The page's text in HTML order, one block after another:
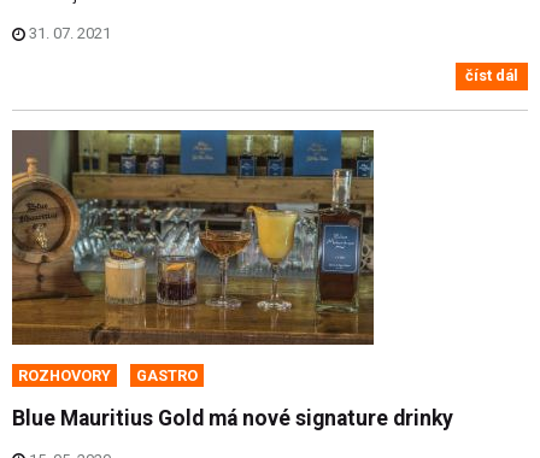
31. 07. 2021
číst dál
ROZHOVORY GASTRO
Blue Mauritius Gold má nové signature drinky